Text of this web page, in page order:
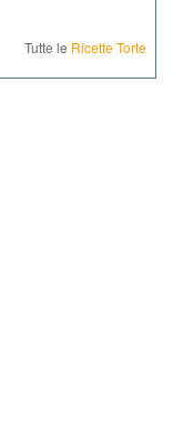
Tutte le Ricette Torte